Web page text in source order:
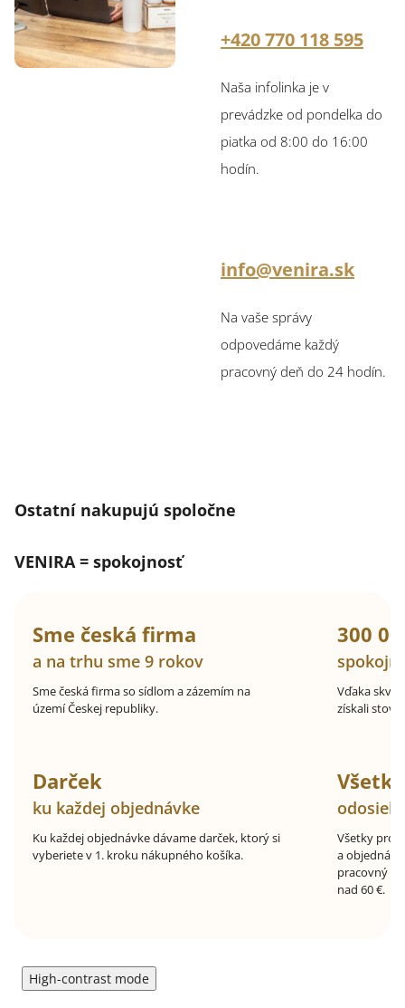
+420 770 118 595
Naša infolinka je v
prevádzke od pondelka do
piatka od 8:00 do 16:00
hodín.
info@venira.sk
Na vaše správy
odpovedáme každý
pracovný deň do 24 hodín.
Ostatní nakupujú spoločne
VENIRA = spokojnosť
Sme česká firma
a na trhu sme 9 rokov
Sme česká firma so sídlom a zázemím na
území Českej republiky.
300
Vďaka
získali
Darček
ku každej objednávke
Ku každej objednávke dávame darček, ktorý si
vyberiete v 1. kroku nákupného košíka.
Všetky
a
pracovný
nad 60 €.
High-contrast mode